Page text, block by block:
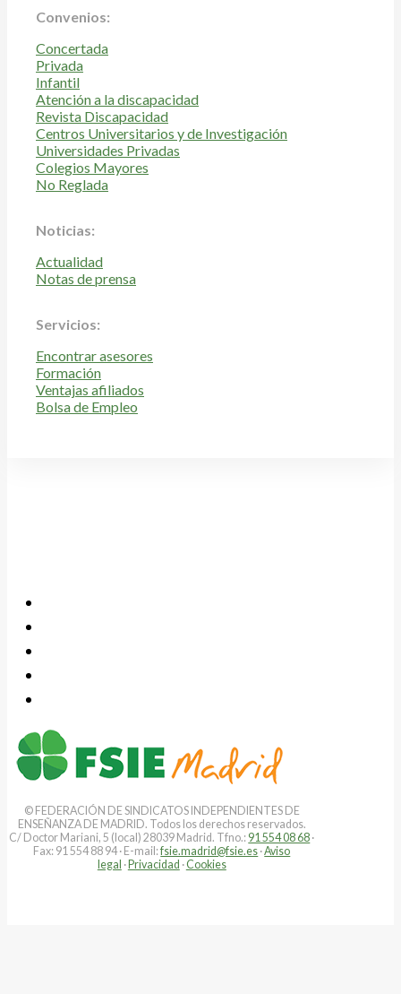
Convenios:
Concertada
Privada
Infantil
Atención a la discapacidad
Revista Discapacidad
Centros Universitarios y de Investigación
Universidades Privadas
Colegios Mayores
No Reglada
Noticias:
Actualidad
Notas de prensa
Servicios:
Encontrar asesores
Formación
Ventajas afiliados
Bolsa de Empleo
© FEDERACIÓN DE SINDICATOS INDEPENDIENTES DE
ENSEÑANZA DE MADRID. Todos los derechos reservados.
C/ Doctor Mariani, 5 (local) 28039 Madrid. Tfno.: 91 554 08 68 ·
Fax: 91 554 88 94 · E-mail:fsie.madrid@fsie.es ·Aviso
legal ·Privacidad · Cookies